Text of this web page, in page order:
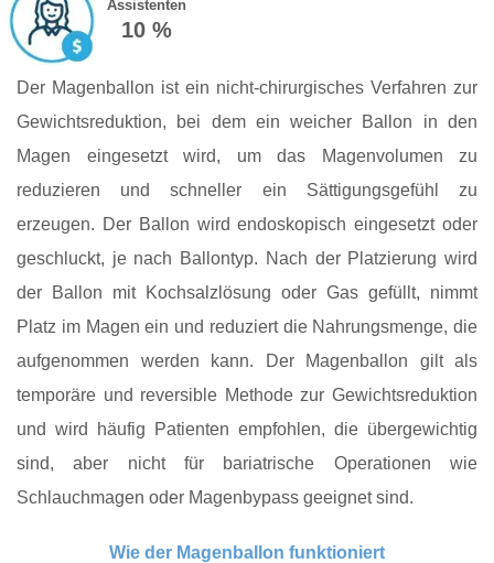
Assistenten
10 %
Der Magenballon ist ein nicht-chirurgisches Verfahren zur
Gewichtsreduktion, bei dem ein weicher Ballon in den
Magen eingesetzt wird, um das Magenvolumen zu
reduzieren und schneller ein Sättigungsgefühl zu
erzeugen. Der Ballon wird endoskopisch eingesetzt oder
geschluckt, je nach Ballontyp. Nach der Platzierung wird
der Ballon mit Kochsalzlösung oder Gas gefüllt, nimmt
Platz im Magen ein und reduziert die Nahrungsmenge, die
aufgenommen werden kann. Der Magenballon gilt als
temporäre und reversible Methode zur Gewichtsreduktion
und wird häufig Patienten empfohlen, die übergewichtig
sind, aber nicht für bariatrische Operationen wie
Schlauchmagen oder Magenbypass geeignet sind.
Wie der Magenballon funktioniert